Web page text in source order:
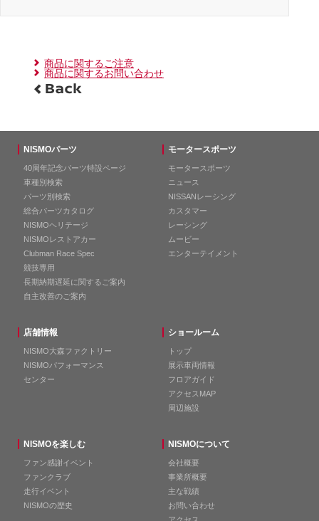
商品に関するご注意
商品に関するお問い合わせ
NISMOパーツ
40周年記念パーツ特設ページ
車種別検索
パーツ別検索
総合パーツカタログ
NISMOヘリテージ
NISMOレストアカー
Clubman Race Spec
競技専用
長期納期遅延に関するご案内
自主改善のご案内
モータースポーツ
モータースポーツ
ニュース
NISSANレーシング
カスタマー
レーシング
ムービー
エンターテイメント
店舗情報
NISMO大森ファクトリー
NISMOパフォーマンス
センター
ショールーム
トップ
展示車両情報
フロアガイド
アクセスMAP
周辺施設
NISMOを楽しむ
ファン感謝イベント
ファンクラブ
走行イベント
NISMOの歴史
NISMOについて
会社概要
事業所概要
主な戦績
お問い合わせ